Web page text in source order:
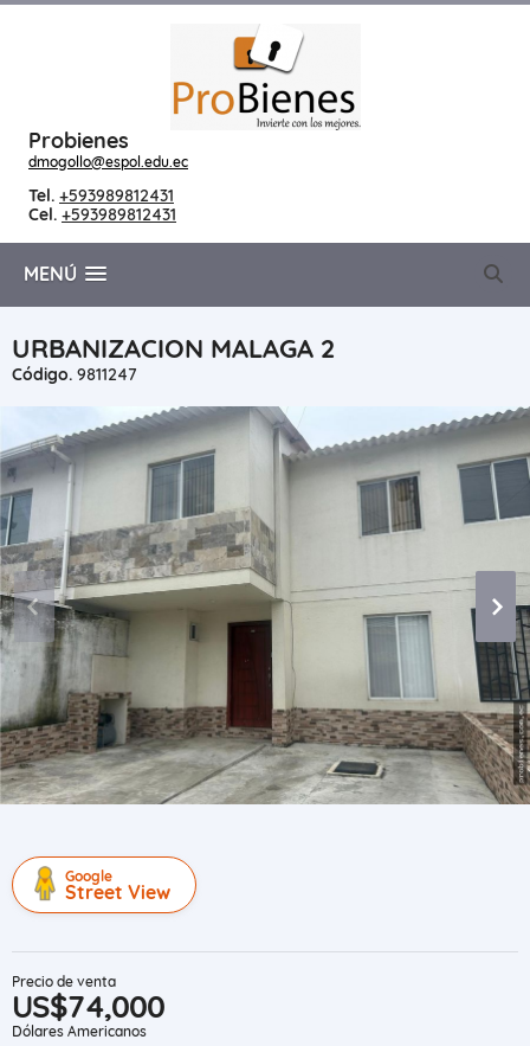
Probienes
dmogollo@espol.edu.ec
Tel. +593989812431
Cel. +593989812431
MENÚ
URBANIZACION MALAGA 2
Código. 9811247
Google
Street View
Precio de venta
US$74,000
Dólares Americanos